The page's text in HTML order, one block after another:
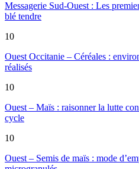
Messagerie Sud-Ouest : Les
blé tendre
10
Ouest Occitanie – Céréales :
réalisés
10
Ouest – Maïs : raisonner la lutte
cycle
10
Ouest – Semis de maïs : mode